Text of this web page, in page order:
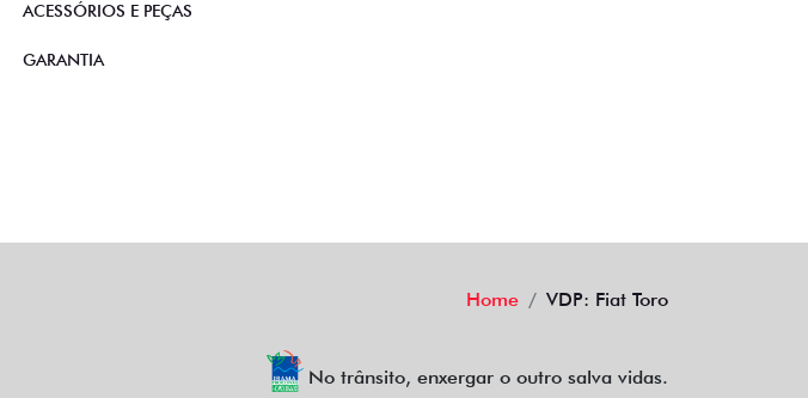
ACESSÓRIOS E PEÇAS
GARANTIA
Home VDP: Fiat Toro
No trânsito, enxergar o outro salva vidas.